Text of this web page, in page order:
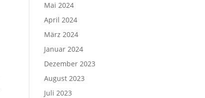
Mai 2024
April 2024
März 2024
Januar 2024
Dezember 2023
August 2023
Juli 2023